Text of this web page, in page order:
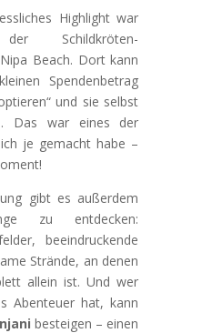
Highlight war
Schildkröten-
Beach. Dort kann
Spendenbetrag
und sie selbst
Das war eines der
je gemacht habe –
gibt es außerdem
zu entdecken:
beeindruckende
Strände, an denen
allein ist. Und wer
Abenteuer hat, kann
besteigen – einen